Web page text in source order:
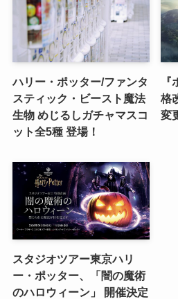
ハリー・ポッター/ファンタ
スティック・ビースト魔法
生物 めじるしガチャマスコ
ット全5種 登場！
格
変
スタジオツアー東京ハリ
ー・ポッター、「闇の魔術
のハロウィーン」 開催決定